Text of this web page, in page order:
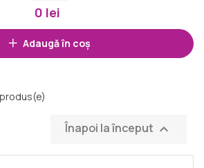
0 lei
Adaugă în coș
Înapoi la început 